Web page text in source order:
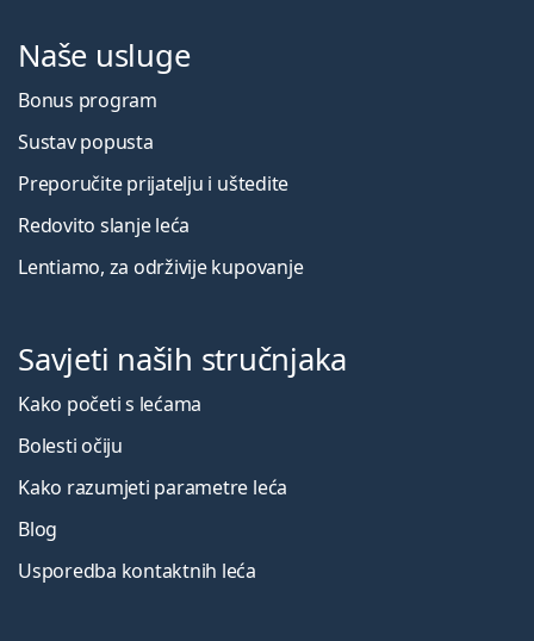
Naše usluge
Bonus program
Sustav popusta
Preporučite prijatelju i uštedite
Redovito slanje leća
Lentiamo, za održivije kupovanje
Savjeti naših stručnjaka
Kako početi s lećama
Bolesti očiju
Kako razumjeti parametre leća
Blog
Usporedba kontaktnih leća